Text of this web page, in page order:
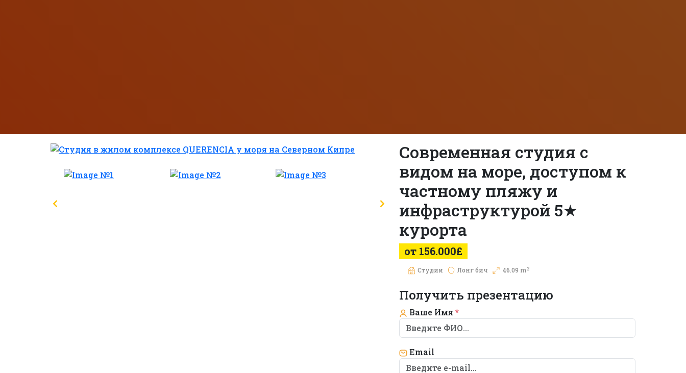
Современная студия с
видом на море, доступом к
частному пляжу и
инфраструктурой 5★
курорта
от 156.000£
Студии Лонг бич 46.09 m2
Получить презентацию
Ваше Имя *
Email